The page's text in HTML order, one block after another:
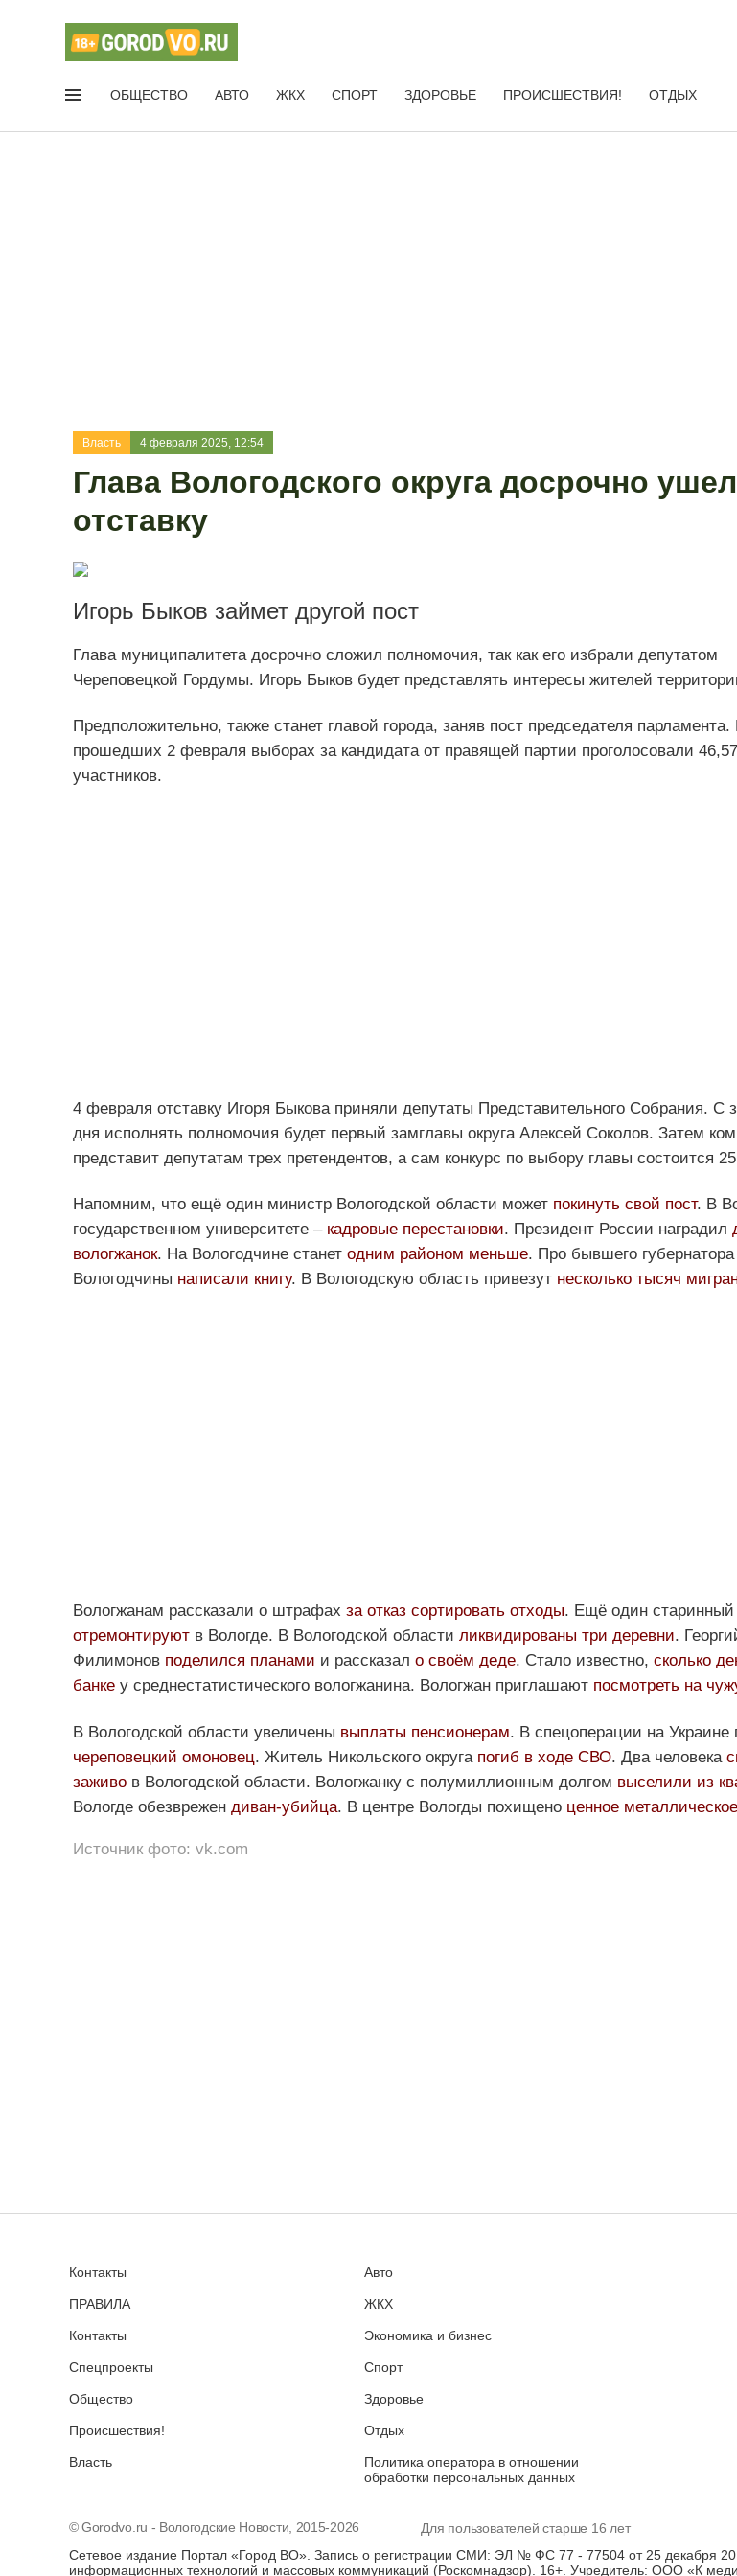
ОБЩЕСТВО АВТО ЖКХ СПОРТ ЗДОРОВЬЕ ПРОИСШЕСТВИЯ! ОТДЫХ
Власть 4 февраля 2025, 12:54
Глава Вологодского округа досрочно
отставку
Игорь Быков займет другой пост
Глава муниципалитета досрочно сложил полномочия, так как его избрали депутатом
Череповецкой Гордумы. Игорь Быков будет представлять интересы жителей
Предположительно, также станет главой города, заняв пост председателя парламента.
прошедших 2 февраля выборах за кандидата от правящей партии проголосовали
участников.
4 февраля отставку Игоря Быкова приняли депутаты Представительного Собрания. С
дня исполнять полномочия будет первый замглавы округа Алексей Соколов. Затем
представит депутатам трех претендентов, а сам конкурс по выбору главы состоится
Напомним, что ещё один министр Вологодской области может покинуть свой пост. В
государственном университете – кадровые перестановки. Президент России наградил
вологжанок. На Вологодчине станет одним районом меньше. Про бывшего губернатора
Вологодчины написали книгу. В Вологодскую область привезут несколько тысяч
Вологжанам рассказали о штрафах за отказ сортировать отходы. Ещё один
отремонтируютв Вологде. В Вологодской области ликвидированы три деревни.
Филимонов поделился планами и рассказал о своём деде. Стало известно, сколько
банкеу среднестатистического вологжанина. Вологжан приглашают посмотреть на
В Вологодской области увеличены выплаты пенсионерам. В спецоперации на Украине
череповецкий омоновец. Житель Никольского округа погиб в ходе СВО. Два человека
заживов Вологодской области. Вологжанку с полумиллионным долгом выселили из
Вологде обезврежен диван-убийца. В центре Вологды похищено ценное
Источник фото: vk.com
Контакты
ПРАВИЛА
Контакты
Спецпроекты
Общество
Происшествия!
Власть
Авто
ЖКХ
Экономика и бизнес
Спорт
Здоровье
Отдых
Политика оператора в отношении
обработки персональных данных
© Gorodvo.ru - Вологодские Новости, 2015-2026
Для пользователей старше 16 лет
Сетевое издание Портал «Город ВО». Запись о регистрации СМИ: ЭЛ № ФС 77 - 77504 от 25 декабря
информационных технологий и массовых коммуникаций (Роскомнадзор). 16+. Учредитель: ООО «К